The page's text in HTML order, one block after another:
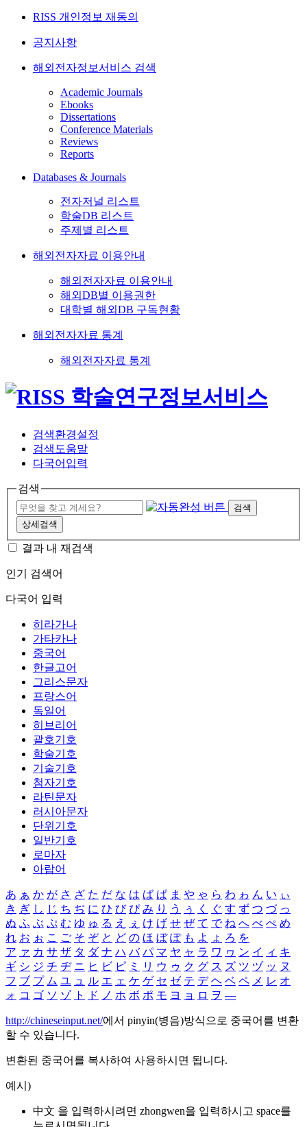
RISS 개인정보 재동의
공지사항
해외전자정보서비스 검색
Academic Journals
Ebooks
Dissertations
Conference Materials
Reviews
Reports
Databases & Journals
전자저널 리스트
학술DB 리스트
주제별 리스트
해외전자자료 이용안내
해외전자자료 이용안내
해외DB별 이용권한
대학별 해외DB 구독현황
해외전자자료 통계
해외전자자료 통계
검색환경설정
검색도움말
다국어입력
검색
검색
상세검색
결과 내 재검색
인기 검색어
다국어 입력
히라가나
가타카나
중국어
한글고어
그리스문자
프랑스어
독일어
히브리어
괄호기호
학술기호
기술기호
첨자기호
라틴문자
러시아문자
단위기호
일반기호
로마자
아랍어
あ ぁ か が さ ざ た だ な は ば ぱ ま や ゃ ら わ ゎ ん い ぃ
き ぎ し じ ち ぢ に ひ び ぴ み り う ぅ く ぐ す ず つ づ っ
ぬ ふ ぶ ぷ む ゆ ゅ る え ぇ け げ せ ぜ て で ね へ べ ぺ め
れ お ぉ こ ご そ ぞ と ど の ほ ぼ ぽ も よ ょ ろ を
ア ァ カ サ ザ タ ダ ナ ハ バ パ マ ヤ ャ ラ ワ ヮ ン イ ィ キ
ギ シ ジ チ ヂ ニ ヒ ビ ピ ミ リ ウ ゥ ク グ ス ズ ツ ヅ ッ ヌ
フ ブ プ ム ユ ュ ル エ ェ ケ ゲ セ ゼ テ デ ヘ ベ ペ メ レ オ
ォ コ ゴ ソ ゾ ト ド ノ ホ ボ ポ モ ヨ ョ ロ ヲ ―
http://chineseinput.net/에서 pinyin(병음)방식으로 중국어를 변환
할 수 있습니다.
변환된 중국어를 복사하여 사용하시면 됩니다.
예시)
中文 을 입력하시려면 zhongwen을 입력하시고 space를